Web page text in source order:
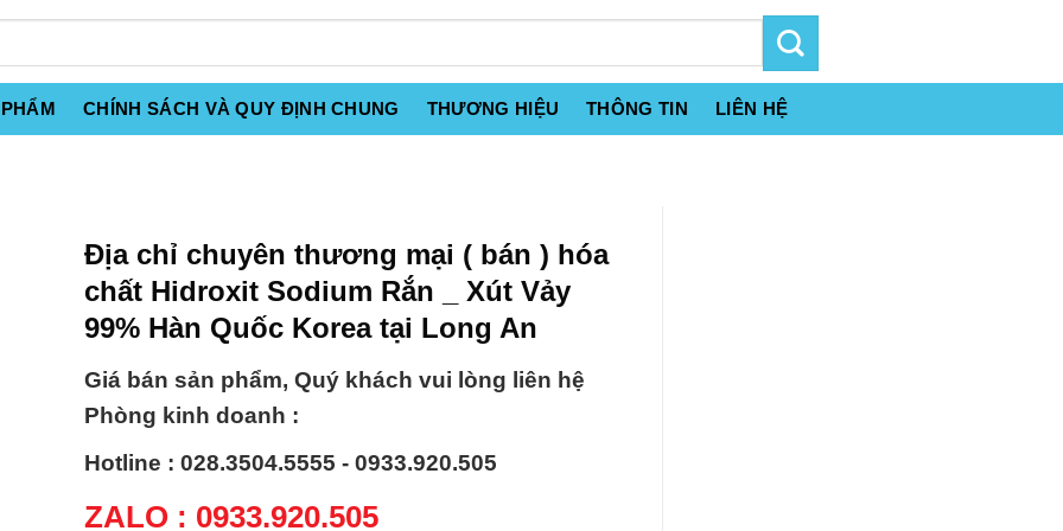
CHÍNH SÁCH VÀ QUY ĐỊNH CHUNG THƯƠNG HIỆU THÔNG TIN LIÊN HỆ
Địa chỉ chuyên thương mại ( bán ) hóa
chất Hidroxit Sodium Rắn _ Xút Vảy
99% Hàn Quốc Korea tại Long An
Giá bán sản phẩm, Quý khách vui lòng liên hệ
Phòng kinh doanh :
Hotline : 028.3504.5555 - 0933.920.505
ZALO : 0933.920.505